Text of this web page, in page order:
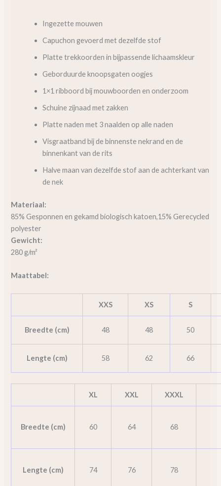
Ingezette mouwen
Capuchon gevoerd met dezelfde stof
Platte trekkoorden in bijpassende lichaamskleur
Geborduurde knoopsgaten oogjes
1×1 ribboord bij mouwboorden en onderzoom
Schuine zijnaad met zakken
Platte naden met 3 naalden op alle naden
Visgraatband bij de binnenste nekrand en de
binnenkant van de rits
Halve maan van dezelfde stof aan de achterkant van
de nek
Materiaal:
85% Gesponnen en gekamd biologisch katoen,15% Gerecycled
polyester
Gewicht:
280 g/m²
Maattabel:
XXS XS S
Breedte (cm) 48 48 50
Lengte (cm) 58 62 66
XL XXL XXXL
Breedte (cm) 60 64 68
Lengte (cm) 74 76 78